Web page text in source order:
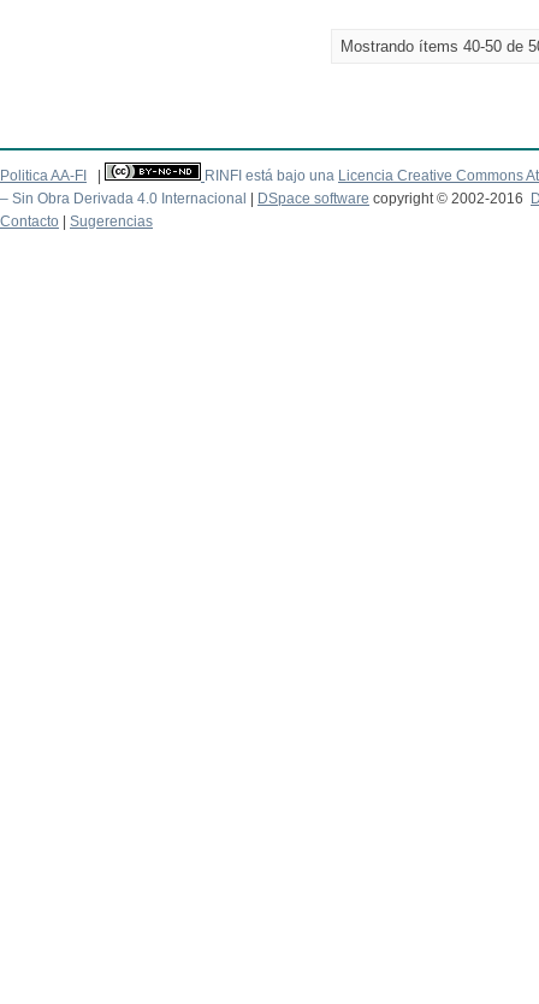
Mostrando ítems 40-50 de
Politica AA-FI RINFI está bajo una Licencia Creative Commons
– Sin Obra Derivada 4.0 Internacional
DSpace software copyright © 2002-2016
Contacto
Sugerencias